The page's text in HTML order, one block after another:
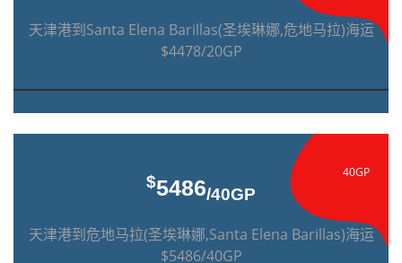
天津港到Santa Elena Barillas(圣埃琳娜,危地马拉)海运
$4478/20GP
40GP
$5486/40GP
天津港到危地马拉(圣埃琳娜,Santa Elena Barillas)海运
$5486/40GP